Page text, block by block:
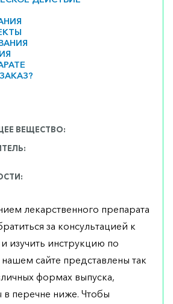
ВЕЩЕСТВО:
лекарственного препарата
за консультацией к
изучить инструкцию по
сайте представлены так
формах выпуска,
в перечне ниже. Чтобы